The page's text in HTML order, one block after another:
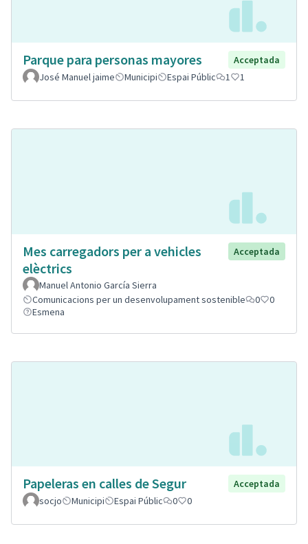
Parque para personas mayores
Acceptada
José Manuel jaime
Municipi Espai Públic 1 1
Mes carregadors per a vehicles
elèctrics
Acceptada
Manuel Antonio García Sierra
Comunicacions per un desenvolupament sostenible
0
0
Esmena
Papeleras en calles de Segur
Acceptada
socjo
Municipi Espai Públic 0 0